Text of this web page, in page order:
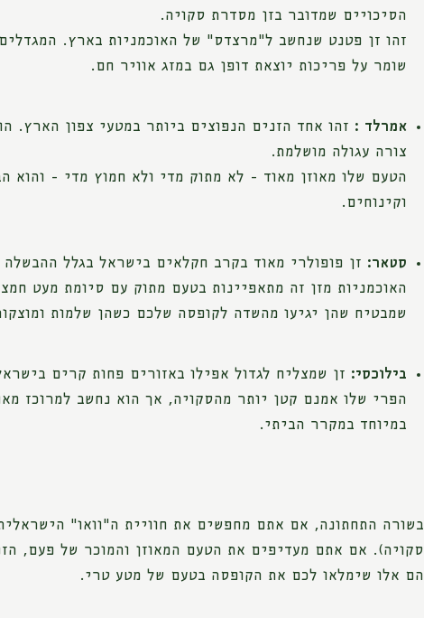
הסיכויים שמדובר בזן מסדרת סקויה.
זהו זן פטנט שנחשב ל"מרצדס" של האוכמניות בארץ.
שומר על פריכות יוצאת דופן גם במזג אוויר חם.
אמרלד : זהו אחד הזנים הנפוצים ביותר במטעי צפון הארץ.
צורה עגולה מושלמת.
הטעם שלו מאוזן מאוד - לא מתוק מדי ולא חמוץ מדי - והוא
וקינוחים.
סטאר: זן פופולרי מאוד בקרב חקלאים בישראל בגלל
האוכמניות מזן זה מתאפיינות בטעם מתוק עם סיומת מעט
שמבטיח שהן יגיעו מהשדה לקופסה שלכם כשהן שלמות
בילוכסי: זן שמצליח לגדול אפילו באזורים פחות קרים
הפרי שלו אמנם קטן יותר מהסקויה, אך הוא נחשב למרוכז
במיוחד במקרר הביתי.
בשורה התחתונה, אם אתם מחפשים את חוויית ה"וואו"
סקויה). אם אתם מעדיפים את הטעם המאוזן והמוכר של פעם,
הם אלו שימלאו לכם את הקופסה בטעם של מטע טרי.